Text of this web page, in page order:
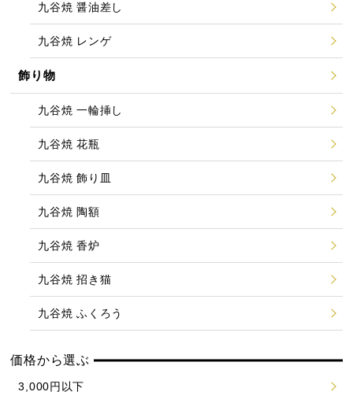
九谷焼 醤油差し
九谷焼 レンゲ
飾り物
九谷焼 一輪挿し
九谷焼 花瓶
九谷焼 飾り皿
九谷焼 陶額
九谷焼 香炉
九谷焼 招き猫
九谷焼 ふくろう
価格から選ぶ
3,000円以下